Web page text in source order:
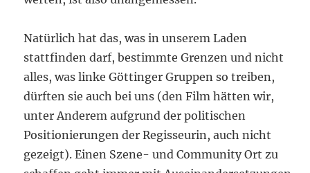
Natürlich hat das, was in unserem Laden
stattfinden darf, bestimmte Grenzen und nicht
alles, was linke Göttinger Gruppen so treiben,
dürften sie auch bei uns (den Film hätten wir,
unter Anderem aufgrund der politischen
Positionierungen der Regisseurin, auch nicht
gezeigt). Einen Szene- und Community Ort zu